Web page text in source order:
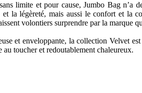
limite et pour cause, Jumbo Bag n’a
et la légèreté, mais aussi le confort et la
volontiers surprendre par la marque
et enveloppante, la collection Velvet
au toucher et redoutablement chaleureux.